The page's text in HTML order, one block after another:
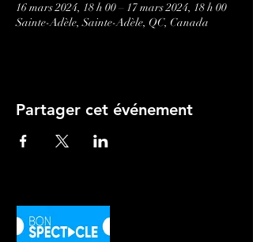
16 mars 2024, 18 h 00 – 17 mars 2024, 18 h 00
Sainte-Adèle, Sainte-Adèle, QC, Canada
Partager cet événement